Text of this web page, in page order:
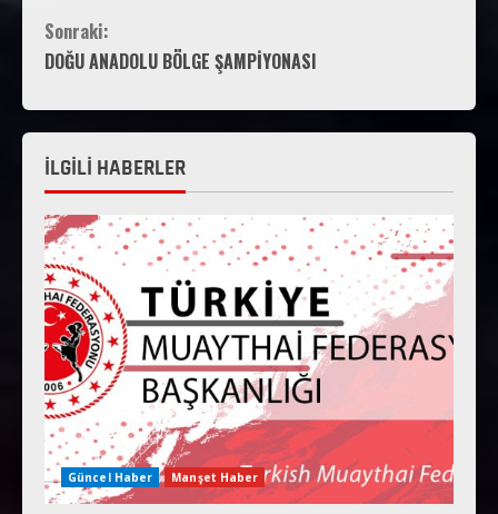
Sonraki:
DOĞU ANADOLU BÖLGE ŞAMPİYONASI
İLGİLİ HABERLER
Güncel Haber Manşet Haber